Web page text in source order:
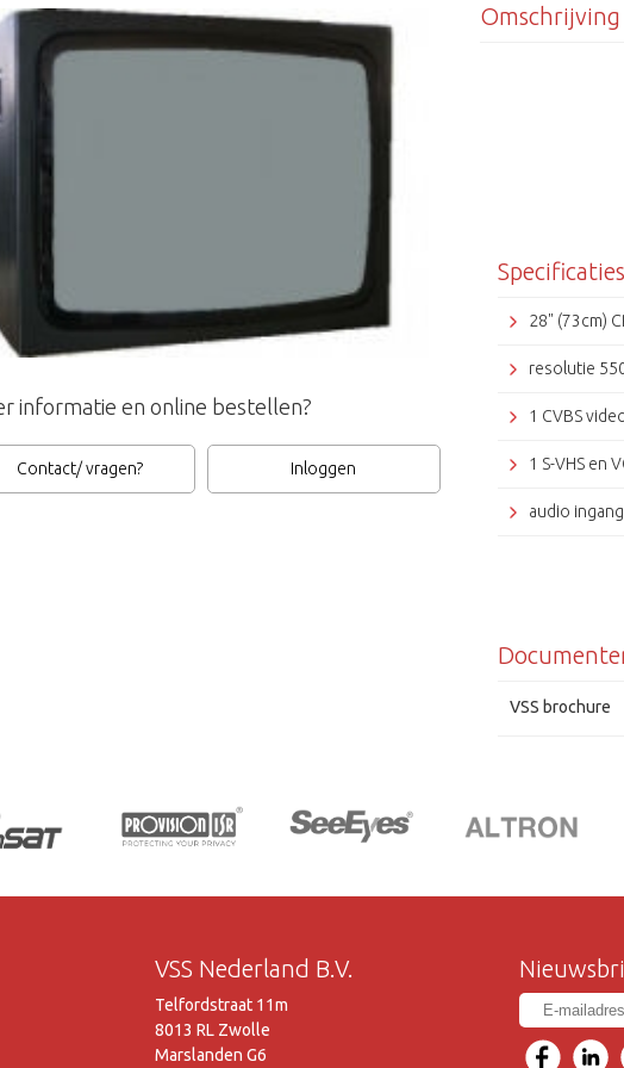
informatie en online bestellen?
Contact/ vragen? Inloggen
Omschrijving
Specificaties
28" (73cm)
resolutie
1 CVBS
1 S-VHS en
audio ingang
afm. (bxhxd)
gewicht 42kg.
VSS brochure
VSS Nederland B.V.
Telfordstraat 11m
8013 RL Zwolle
Marslanden G6